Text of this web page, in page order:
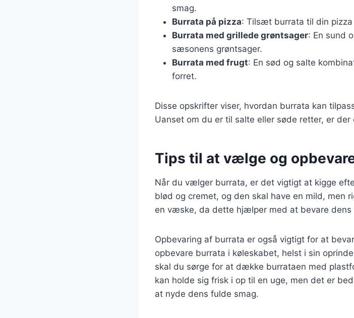
smag.
Burrata på pizza: Tilsæt burrata til din
Burrata med grillede grøntsager: En sund
sæsonens grøntsager.
Burrata med frugt: En sød og salte
forret.
Disse opskrifter viser, hvordan burrata kan
Uanset om du er til salte eller søde retter, er
Tips til at vælge og
Når du vælger burrata, er det vigtigt at kigge
blød og cremet, og den skal have en mild, men
en væske, da dette hjælper med at bevare dens
Opbevaring af burrata er også vigtigt for at
opbevare burrata i køleskabet, helst i sin
skal du sørge for at dække burrataen med
kan holde sig frisk i op til en uge, men det er
at nyde dens fulde smag.